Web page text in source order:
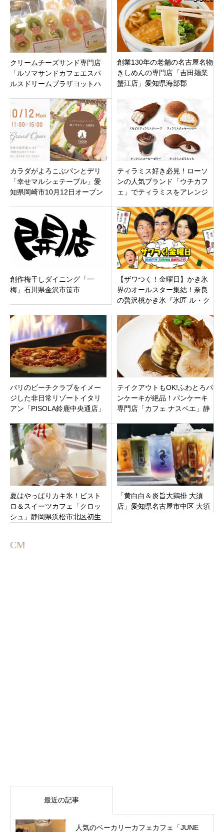
クリームチーズサンド専門店
「ルソマサンドカフェエスパ
ルスドリームプラザヨットハ
創業130年の老舗の名古屋名物
きしめんの専門店「吉田麺業
蟹江店」愛知県海部郡
カラダがよろこぶパンとデリ
「幸せマルシェテーブル」愛
知県岡崎市10月12日オープン
ティラミス好き必見！ローソ
ンの人気ブランド「ウチカフ
ェ」でティラミスをアレンジ
ツが発売！
創作梅干しダイニング「一
梅」石川県金沢市笹市
【ザワつく！金曜日】かき氷
界のオールスター集結！奈良
の贅沢桃かき氷『氷匠 ル・ク
ミルク『赤鰐』
バリのビーチクラブをイメー
ジした非日常リゾートイタリ
アン「PISOLA鈴鹿中央通店」
プン
テイクアウトもOK!ふわとろパ
ンケーキが絶品！パンケーキ
専門店「カフェ ナスベエ」静
夏はやっぱりカキ氷！ビスト
ロ＆スイーツカフェ「クロッ
シュ」静岡県浜松市北区初生
「黄白白＆炎旨大鶏排 大須
店」愛知県名古屋市中区 大須
CM
最近の記事
人気のベーカリーカフェカフェ「JUNE